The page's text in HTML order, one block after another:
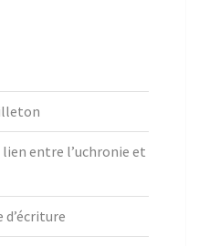
lien entre l’uchronie et